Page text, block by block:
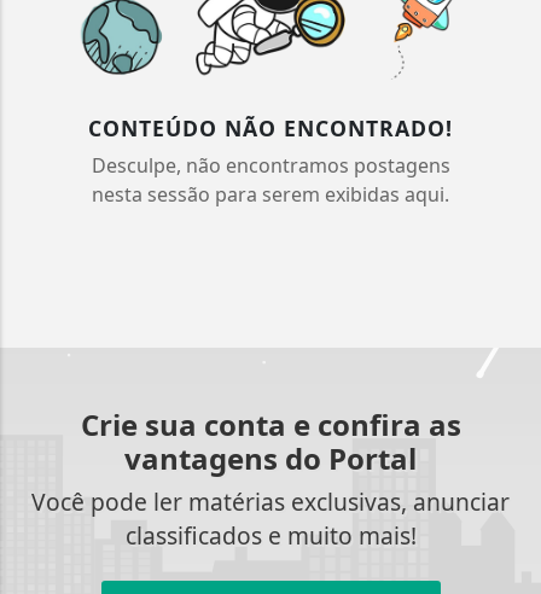
CONTEÚDO NÃO ENCONTRADO!
Desculpe, não encontramos postagens
nesta sessão para serem exibidas aqui.
Crie sua conta e confira as
vantagens do Portal
Você pode ler matérias exclusivas, anunciar
classificados e muito mais!